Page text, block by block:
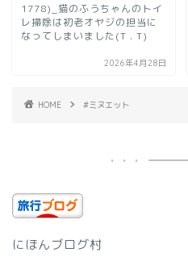
1778)_猫のふうちゃんのトイ
レ掃除は初老オヤジの担当に
なってしまいました(T . T)
2026年4月28日
HOME #ミヌエット
にほんブログ村